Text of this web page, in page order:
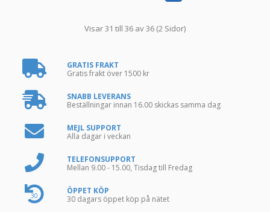
Visar 31 till 36 av 36 (2 Sidor)
GRATIS FRAKT
Gratis frakt över 1500 kr
SNABB LEVERANS
Beställningar innan 16.00 skickas samma dag
MEJL SUPPORT
Alla dagar i veckan
TELEFONSUPPORT
Mellan 9.00 - 15.00, Tisdag till Fredag
30
ÖPPET KÖP
30 dagars öppet köp på nätet